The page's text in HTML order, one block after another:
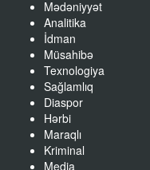
Mədəniyyət
Analitika
İdman
Müsahibə
Texnologiya
Sağlamlıq
Diaspor
Hərbi
Maraqlı
Kriminal
Media